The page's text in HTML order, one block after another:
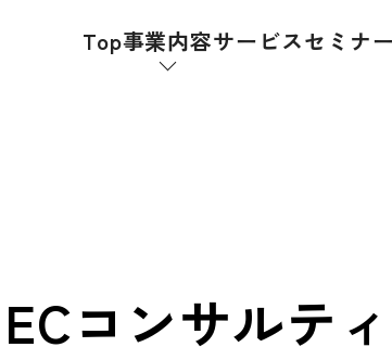
Top事業内容サービスセミナー
ECコンサルテ